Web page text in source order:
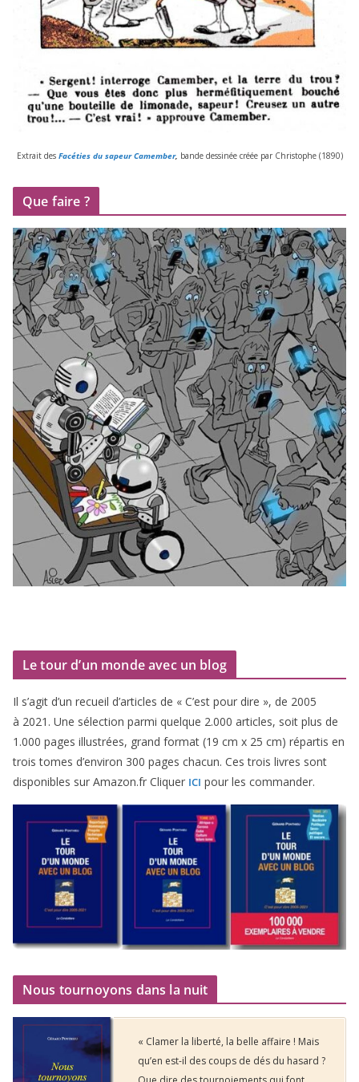
Extrait desFacéties du sapeur Camember, bande des­si­née créée par Christophe (1890)
Que faire ?
Le tour d’un monde avec un blog
Il s’agit d’un recueil d’ar­ticles de « C’est pour dire », de 2005
à 2021 . Une sélec­tion par­mi quelque 2.000 articles, soit plus de
1 .000 pages illus­trées, grand for­mat (19 cm x 25 cm) répar­tis en
trois tomes d’environ 300 pages cha­cun. Ces trois livres sont
dis­po­nibles sur Amazon​.fr Cliquer ICI pour les commander.
Nous tournoyons dans la nuit
« Clamer la liberté, la belle affaire ! Mais
qu’en est-il des coups de dés du hasard ?